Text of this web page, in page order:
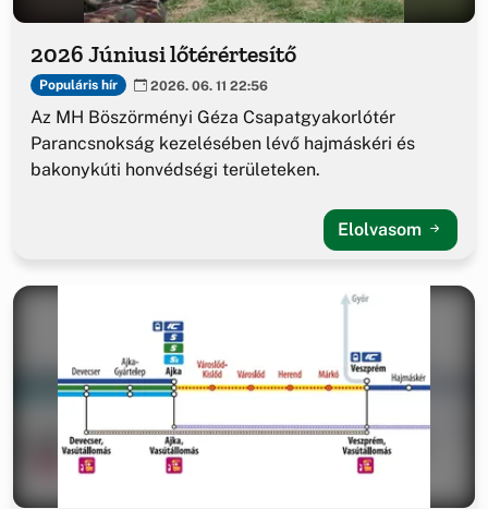
2026 Júniusi lőtérértesítő
Populáris hír 2026. 06. 11 22:56
Az MH Böszörményi Géza Csapatgyakorlótér
Parancsnokság kezelésében lévő hajmáskéri és
bakonykúti honvédségi területeken.
Elolvasom